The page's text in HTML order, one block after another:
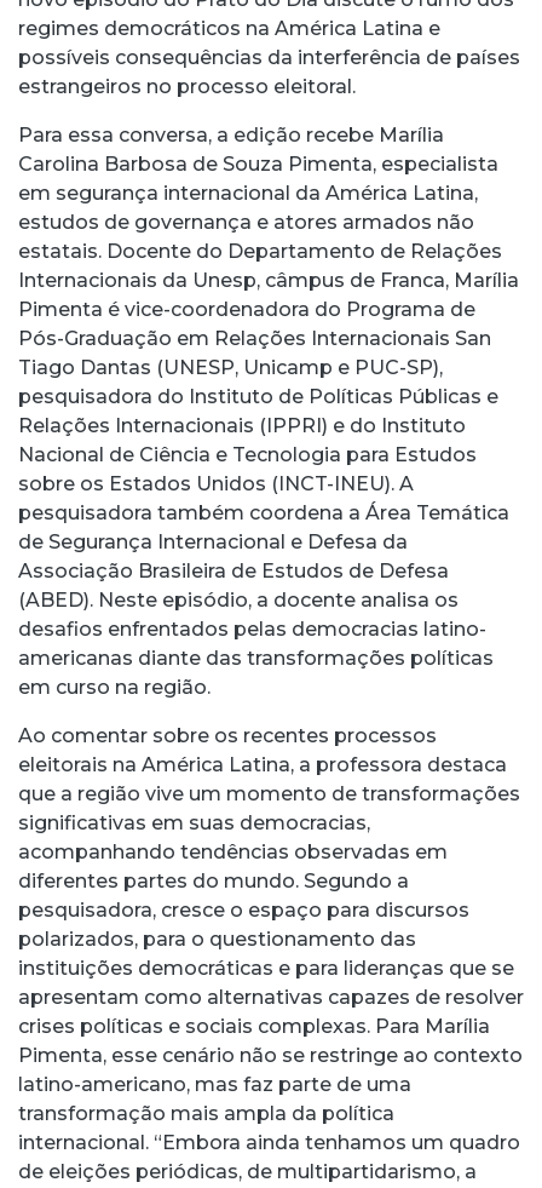
regimes democráticos na América Latina e
possíveis consequências da interferência de países
estrangeiros no processo eleitoral.
Para essa conversa, a edição recebe Marília
Carolina Barbosa de Souza Pimenta, especialista
em segurança internacional da América Latina,
estudos de governança e atores armados não
estatais. Docente do Departamento de Relações
Internacionais da Unesp, câmpus de Franca, Marília
Pimenta é vice-coordenadora do Programa de
Pós-Graduação em Relações Internacionais San
Tiago Dantas (UNESP, Unicamp e PUC-SP),
pesquisadora do Instituto de Políticas Públicas e
Relações Internacionais (IPPRI) e do Instituto
Nacional de Ciência e Tecnologia para Estudos
sobre os Estados Unidos (INCT-INEU). A
pesquisadora também coordena a Área Temática
de Segurança Internacional e Defesa da
Associação Brasileira de Estudos de Defesa
(ABED). Neste episódio, a docente analisa os
desafios enfrentados pelas democracias latino-
americanas diante das transformações políticas
em curso na região.
Ao comentar sobre os recentes processos
eleitorais na América Latina, a professora destaca
que a região vive um momento de transformações
significativas em suas democracias,
acompanhando tendências observadas em
diferentes partes do mundo. Segundo a
pesquisadora, cresce o espaço para discursos
polarizados, para o questionamento das
instituições democráticas e para lideranças que se
apresentam como alternativas capazes de resolver
crises políticas e sociais complexas. Para Marília
Pimenta, esse cenário não se restringe ao contexto
latino-americano, mas faz parte de uma
transformação mais ampla da política
internacional. “Embora ainda tenhamos um quadro
de eleições periódicas, de multipartidarismo, a